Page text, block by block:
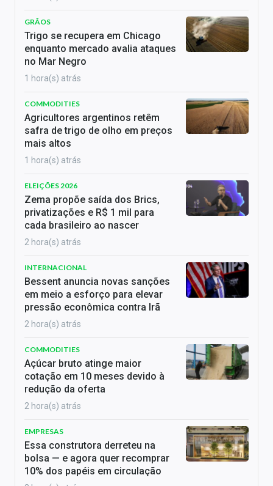
GRÃOS
Trigo se recupera em Chicago
enquanto mercado avalia ataques
no Mar Negro
1 hora(s) atrás
COMMODITIES
Agricultores argentinos retêm
safra de trigo de olho em preços
mais altos
1 hora(s) atrás
ELEIÇÕES 2026
Zema propõe saída dos Brics,
privatizações e R$ 1 mil para
cada brasileiro ao nascer
2 hora(s) atrás
INTERNACIONAL
Bessent anuncia novas sanções
em meio a esforço para elevar
pressão econômica contra Irã
2 hora(s) atrás
COMMODITIES
Açúcar bruto atinge maior
cotação em 10 meses devido à
redução da oferta
2 hora(s) atrás
EMPRESAS
Essa construtora derreteu na
bolsa — e agora quer recomprar
10% dos papéis em circulação